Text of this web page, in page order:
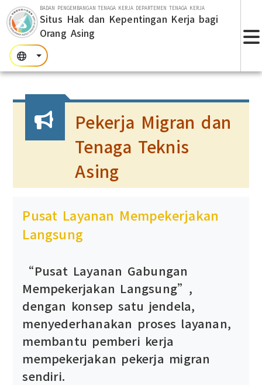
Lompat ke bagian utama
BADAN PENGEMBANGAN TENAGA KERJA DEPARTEMEN TENAGA KERJA
Situs Hak dan Kepentingan Kerja bagi
Orang Asing
:::
:::
Pekerja Migran dan
Tenaga Teknis
Asing
Pusat Layanan Mempekerjakan
Langsung
“Pusat Layanan Gabungan
Mempekerjakan Langsung”,
dengan konsep satu jendela,
menyederhanakan proses layanan,
membantu pemberi kerja
mempekerjakan pekerja migran
sendiri.